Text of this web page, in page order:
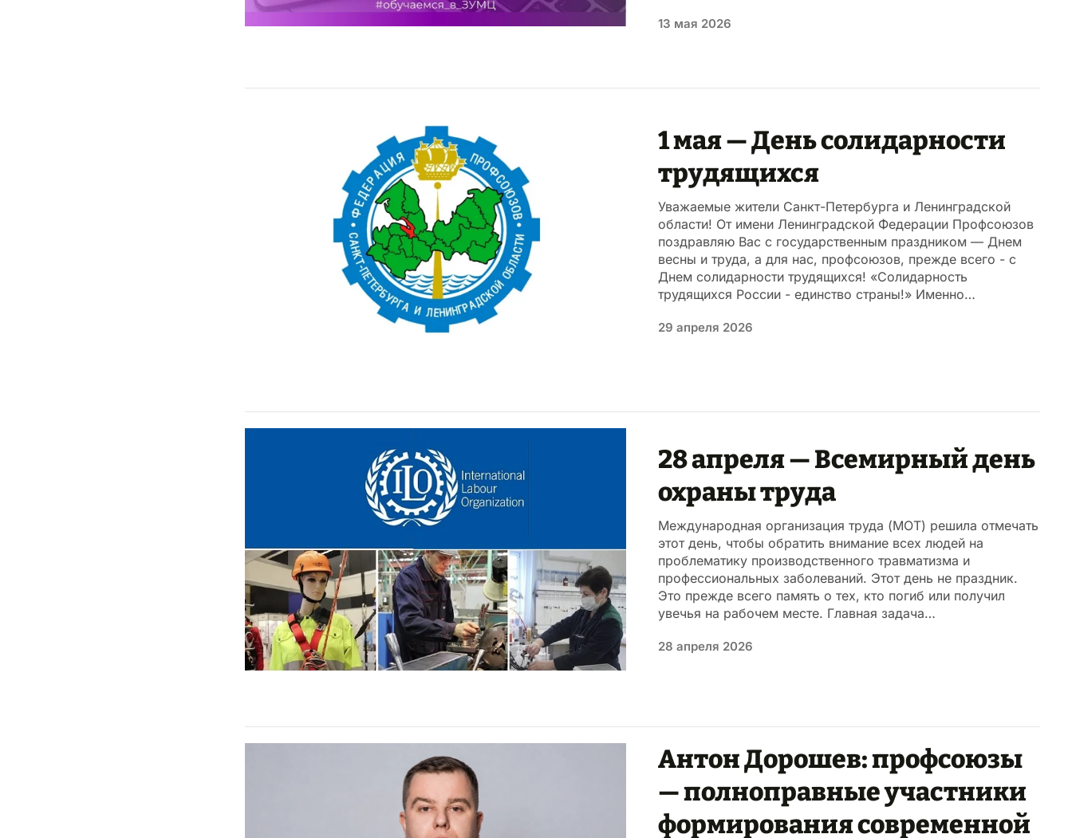
13 мая 2026
1 мая — День солидарности
трудящихся
Уважаемые жители Санкт-Петербурга и Ленинградской
области! От имени Ленинградской Федерации Профсоюзов
поздравляю Вас с государственным праздником — Днем
весны и труда, а для нас, профсоюзов, прежде всего - с
Днем солидарности трудящихся! «Солидарность
трудящихся России - единство страны!» Именно…
29 апреля 2026
28 апреля — Всемирный день
охраны труда
Международная организация труда (МОТ) решила отмечать
этот день, чтобы обратить внимание всех людей на
проблематику производственного травматизма и
профессиональных заболеваний. Этот день не праздник.
Это прежде всего память о тех, кто погиб или получил
увечья на рабочем месте. Главная задача…
28 апреля 2026
Антон Дорошев: профсоюзы
— полноправные участники
формирования современной